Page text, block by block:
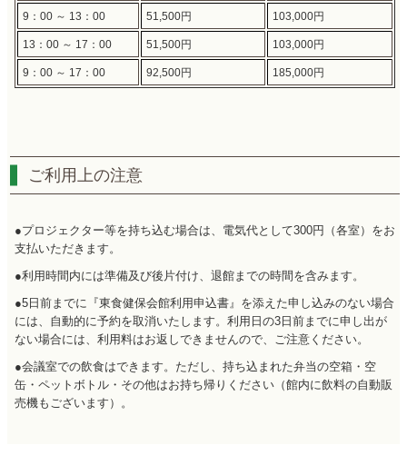
9：00 ～ 13：00 51,500円 103,000円
13：00 ～ 17：00 51,500円 103,000円
9：00 ～ 17：00 92,500円 185,000円
ご利用上の注意
●プロジェクター等を持ち込む場合は、電気代として300円（各室）をお
支払いただきます。
●利用時間内には準備及び後片付け、退館までの時間を含みます。
●5日前までに『東食健保会館利用申込書』を添えた申し込みのない場合
には、自動的に予約を取消いたします。利用日の3日前までに申し出が
ない場合には、利用料はお返しできませんので、ご注意ください。
●会議室での飲食はできます。ただし、持ち込まれた弁当の空箱・空
缶・ペットボトル・その他はお持ち帰りください（館内に飲料の自動販
売機もございます）。